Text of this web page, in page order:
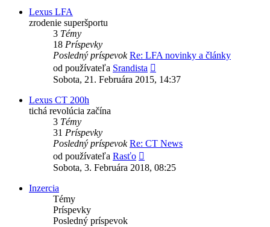
Lexus LFA
zrodenie superšportu
3 Témy
18 Príspevky
Posledný príspevok Re: LFA novinky a články
od používateľa Srandista
posledný
Sobota, 21. Februára 2015, 14:37
Lexus CT 200h
tichá revolúcia začína
3 Témy
31 Príspevky
Posledný príspevok Re: CT News
od používateľa Rasťo
posledný
Sobota, 3. Februára 2018, 08:25
Inzercia
Témy
Príspevky
Posledný príspevok